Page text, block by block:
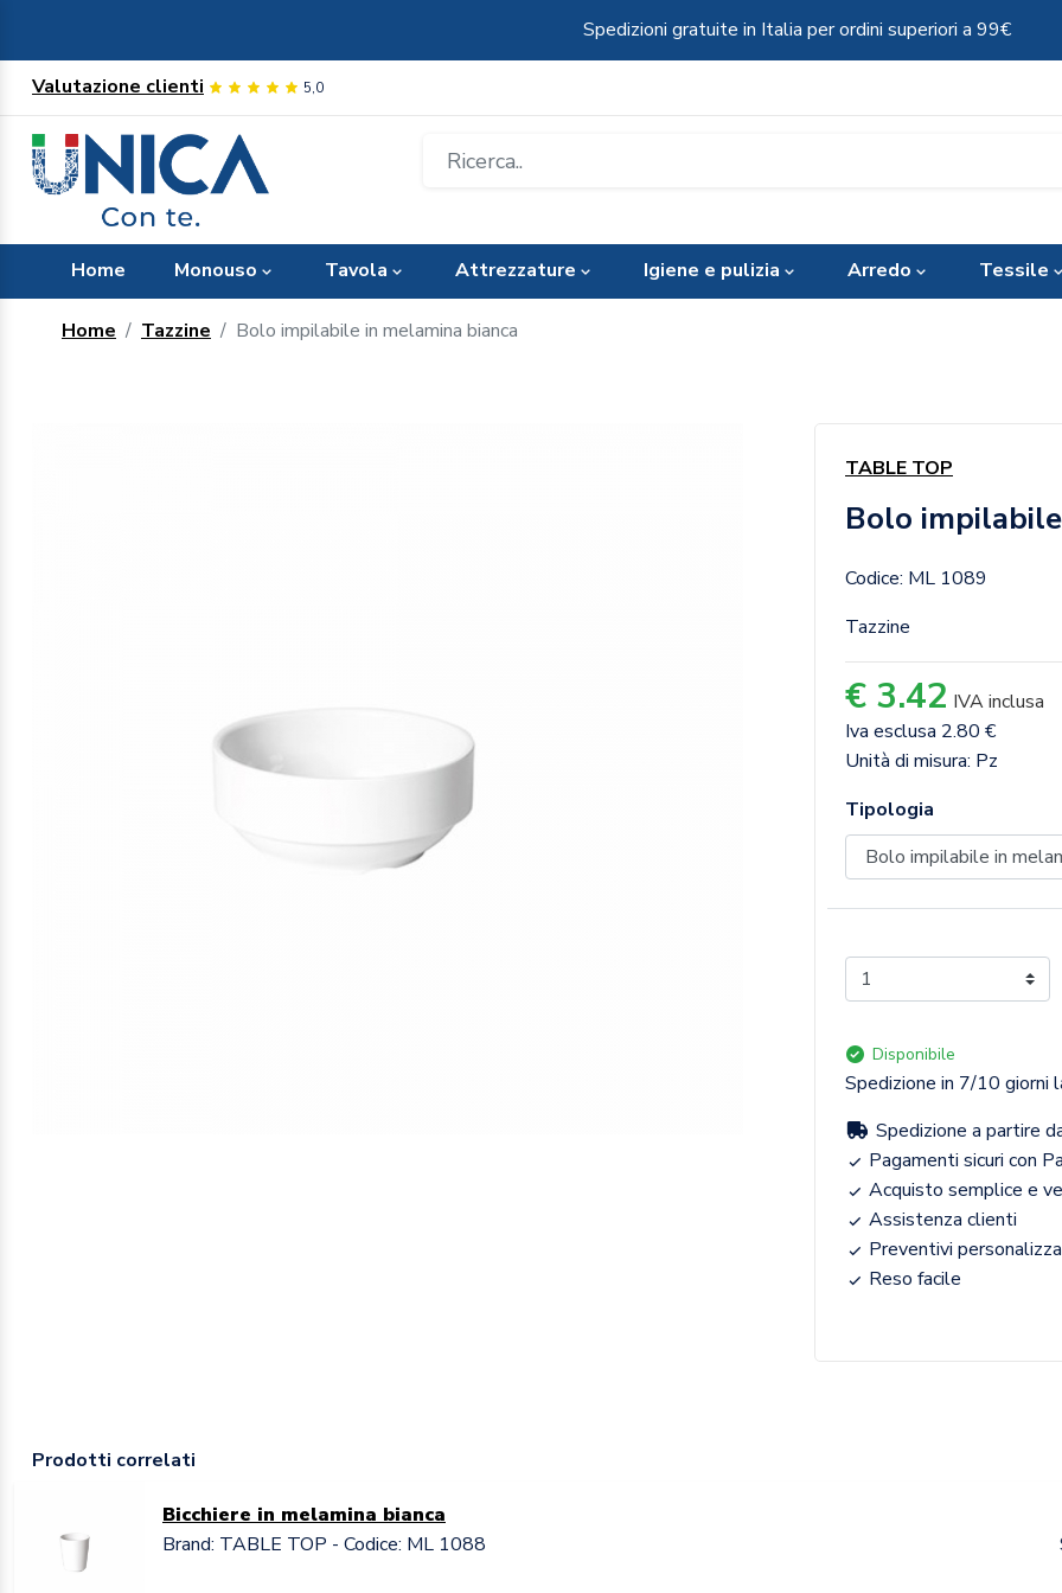
Spedizioni gratuite in Italia per ordini superiori a 99€
Valutazione clienti 5,0
Home Monouso Tavola Attrezzature Igiene e pulizia Arredo Tessile
Home Tazzine Bolo impilabile in melamina bianca
TABLE TOP
Bolo
Codice: ML 1089
Tazzine
€ 3.42 IVA inclusa
Iva esclusa 2.80 €
Unità di misura: Pz
Tipologia
Disponibile
Spedizione in 7/10 giorni
Spedizione a partire
Pagamenti sicuri con
Acquisto semplice e
Assistenza clienti
Preventivi
Reso facile
Prodotti correlati
Bicchiere in melamina bianca
Brand: TABLE TOP - Codice: ML 1088